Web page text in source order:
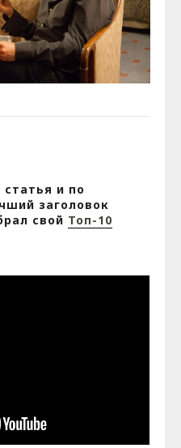
статья и по
заголовок
свой Топ-10